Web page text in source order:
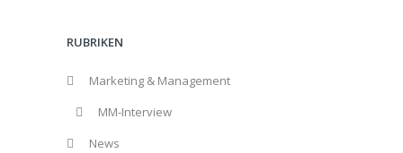
RUBRIKEN
Marketing & Management
MM-Interview
News